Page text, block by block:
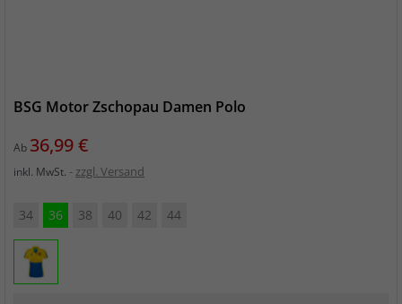
BSG Motor Zschopau Damen Polo
Ab Preis
36,99 €
inkl. MwSt. zzgl. Versand
34 36 38 40 42 44